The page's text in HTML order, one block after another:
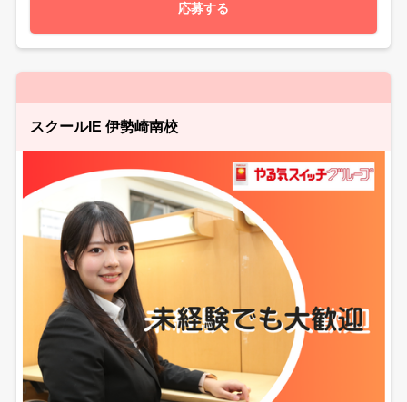
応募する
スクールIE 伊勢崎南校